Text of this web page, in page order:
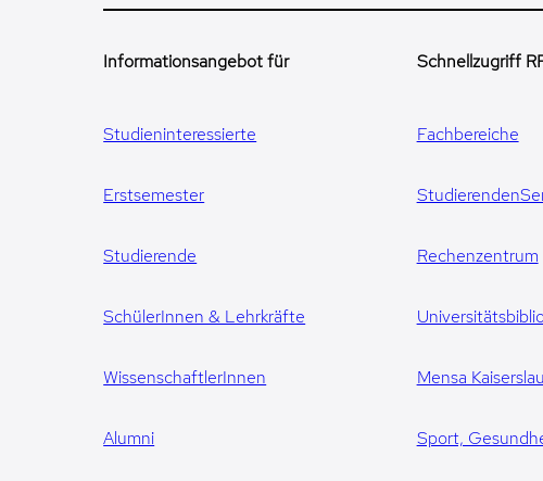
Informationsangebot für
Studieninteressierte
Erstsemester
Studierende
SchülerInnen & Lehrkräfte
WissenschaftlerInnen
Alumni
Schnellzugriff
Fachbereiche
Rechenzentrum
Mensa
Sport,